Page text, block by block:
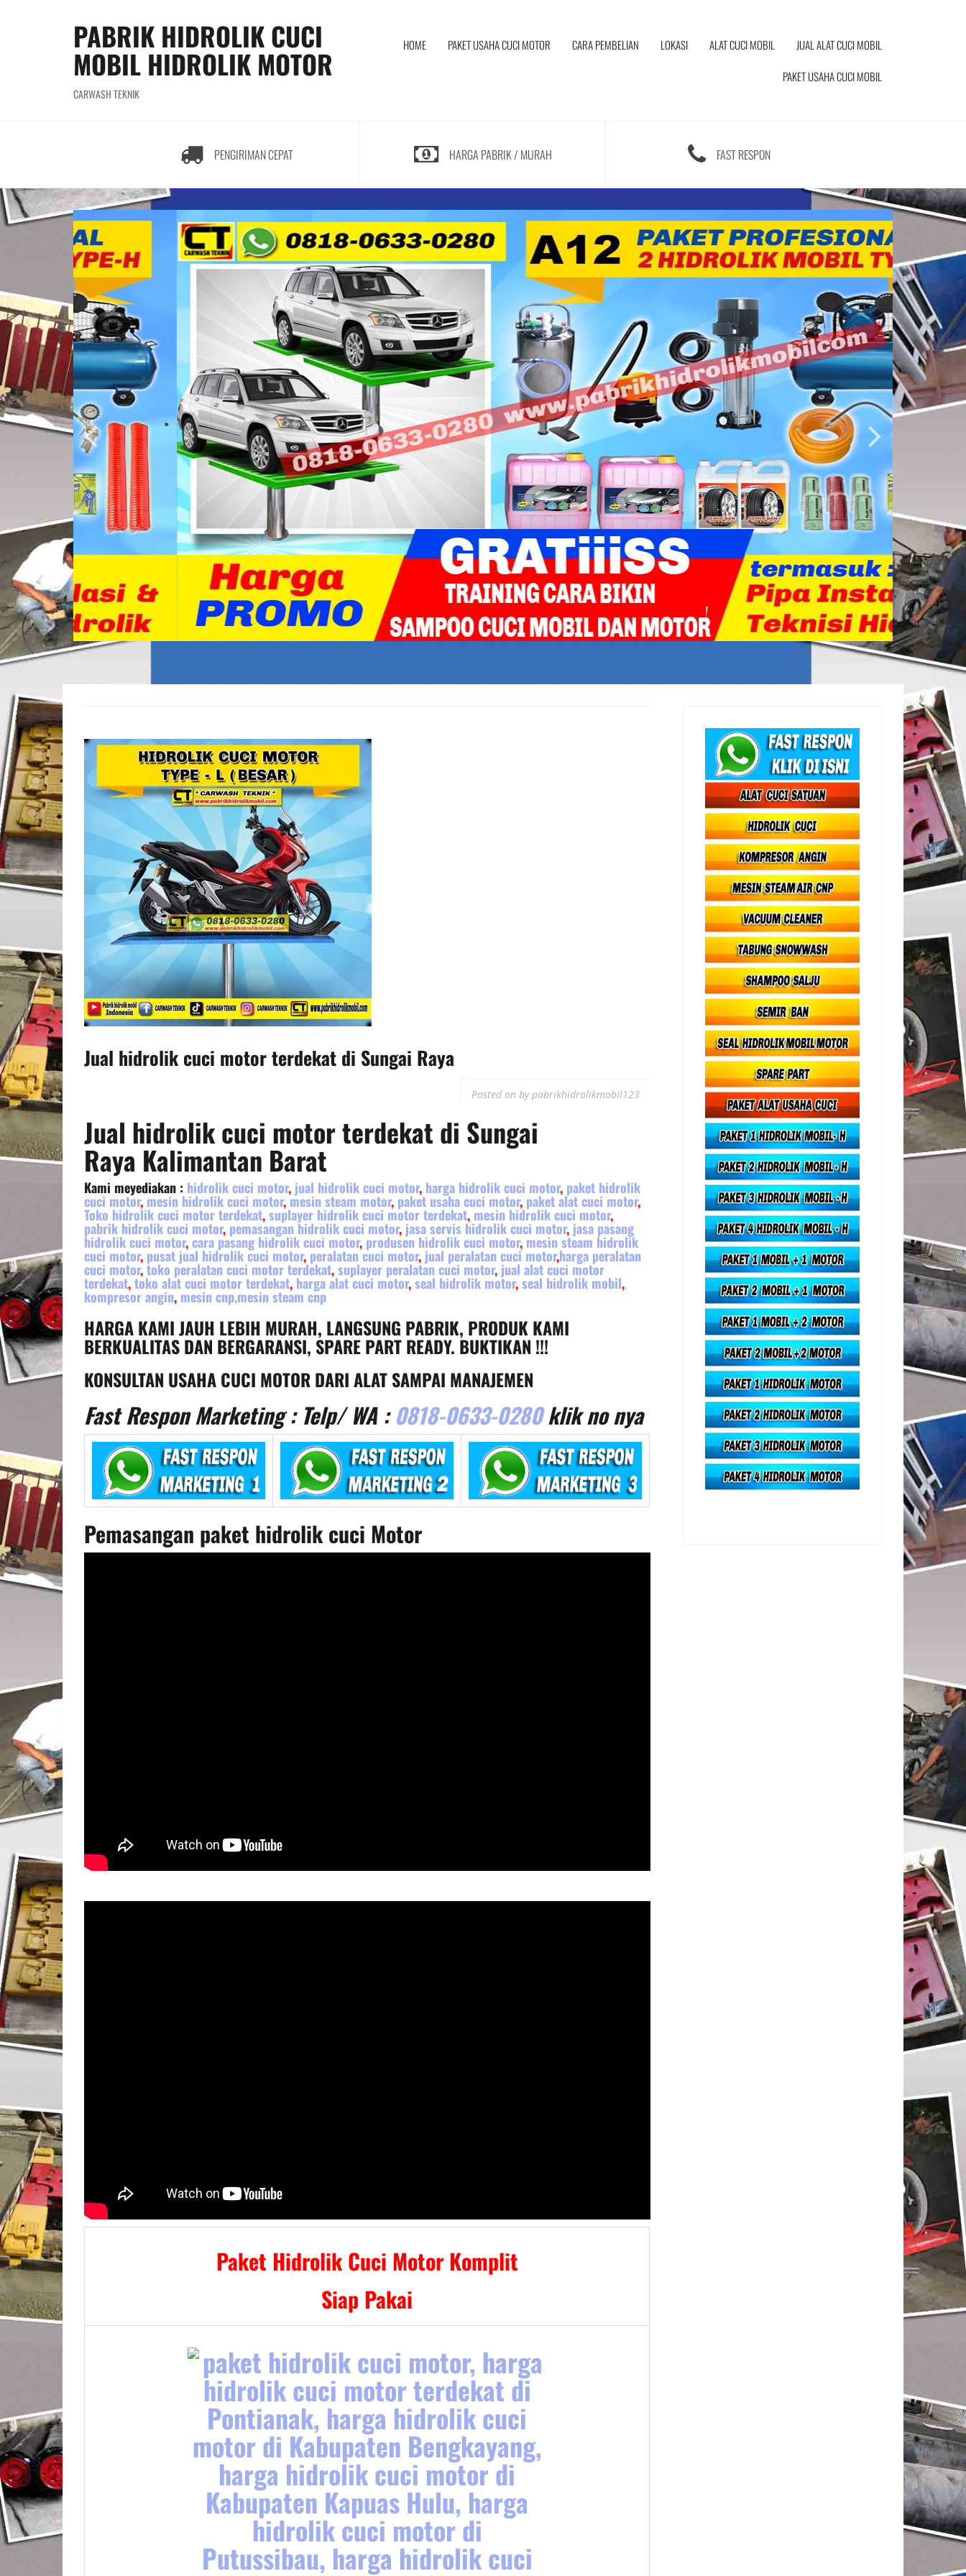
t
PABRIK HIDROLIK CUCI
MOBIL HIDROLIK MOTOR
CARWASH TEKNIK
HOME PAKET USAHA CUCI MOTOR CARA PEMBELIAN LOKASI ALAT CUCI MOBIL
JUAL ALAT CUCI MOBIL
PAKET USAHA CUCI MOBIL
PENGIRIMAN CEPAT HARGA PABRIK / MURAH FAST RESPON
Jual hidrolik cuci motor terdekat di Sungai Raya
Posted on bypabrikhidrolikmobil123
Jual hidrolik cuci motor terdekat di Sungai
Raya Kalimantan Barat
Kami meyediakan : hidrolik cuci motor, jual hidrolik cuci motor, harga hidrolik cuci motor, paket hidrolik
cuci motor, mesin hidrolik cuci motor,mesin steam motor, paket usaha cuci motor, paket alat cuci motor,
Toko hidrolik cuci motor terdekat,suplayer hidrolik cuci motor terdekat, mesin hidrolik cuci motor,
pabrik hidrolik cuci motor, pemasangan hidrolik cuci motor, jasa servis hidrolik cuci motor, jasa pasang
hidrolik cuci motor,cara pasang hidrolik cuci motor, produsen hidrolik cuci motor, mesin steam hidrolik
cuci motor, pusat jual hidrolik cuci motor, peralatan cuci motor, jual peralatan cuci motor,harga peralatan
cuci motor,toko peralatan cuci motor terdekat,suplayer peralatan cuci motor, jual alat cuci motor
terdekat,toko alat cuci motor terdekat, harga alat cuci motor,seal hidrolik motor,seal hidrolik mobil,
kompresor angin, mesin cnp,mesin steam cnp
HARGA KAMI JAUH LEBIH MURAH, LANGSUNG PABRIK, PRODUK KAMI
BERKUALITAS DAN BERGARANSI, SPARE PART READY. BUKTIKAN !!!
KONSULTAN USAHA CUCI MOTOR DARI ALAT SAMPAI MANAJEMEN
Fast Respon Marketing : Telp/ WA :0818-0633-0280klik no nya
Pemasangan paket hidrolik cuci Motor
Paket Hidrolik Cuci Motor Komplit
Siap Pakai